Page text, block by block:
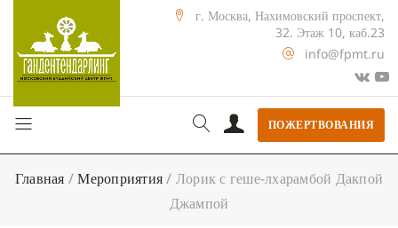
г. Москва, Нахимовский проспект,
32. Этаж 10, каб.23
info@fpmt.ru
ПОЖЕРТВОВАНИЯ
Главная /Мероприятия/ Лорик с геше-лхарамбой Дакпой
Джампой